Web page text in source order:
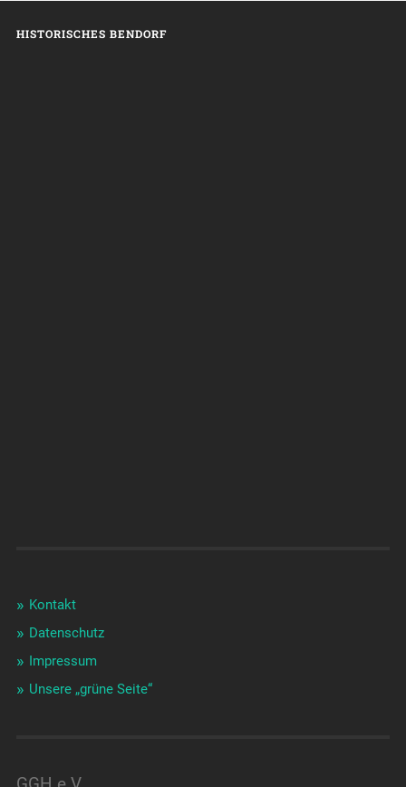
HISTORISCHES BENDORF
Kontakt
Datenschutz
Impressum
Unsere „grüne Seite“